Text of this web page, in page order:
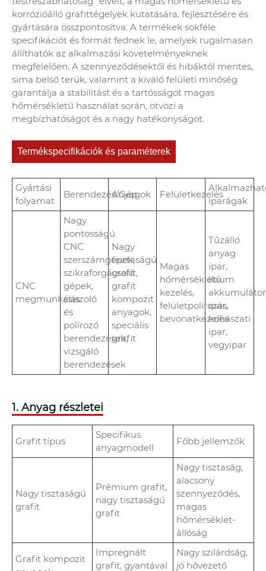
korrózióálló grafittégelyek kutatására, fejlesztésére és
gyártására összpontosítva. A termékek sokféle
specifikációt és formát fednek le, amelyek rugalmasan
állíthatók az alkalmazási követelményeknek
megfelelően. A szennyeződésektől és hibáktól mentes,
sima belső terük, valamint a kiváló felületi minőség
garantálja a stabilitást és a tartósságot magas
hőmérsékletű használat során, ötvözi a
megbízhatóságot és a nagy hatékonyságot.
Termékspecifikációk és paraméterek
Gyártási
folyamat
Berendezés/Gép
Anyagok Felületkezelés
iparágak
CNC
megmunkálás
Nagy
pontosságú
CNC
szerszámgépek,
szikraforgácsoló
gépek,
csiszoló
és
polírozó
berendezések,
vizsgáló
berendezések
Nagy
tisztaságú
grafit,
grafit
kompozit
anyagok,
speciális
grafit
Magas
hőmérsékletű
kezelés,
felületpolírozás,
bevonatkezelés
Tűzálló
anyag
ipar,
lítium
akkumulátor
ipar,
kohászati
​​ipar,
vegyipar
1. Anyag részletei
Grafit típus
Specifikus
anyagmodell
Főbb jellemzők
Nagy tisztaságú
grafit
Prémium grafit,
nagy tisztaságú
grafit
Nagy tisztaság,
alacsony
szennyeződés,
magas
hőmérséklet-
állóság
Grafit kompozit
Impregnált
grafit, gyantával
Nagy szilárdság,
jó hővezető